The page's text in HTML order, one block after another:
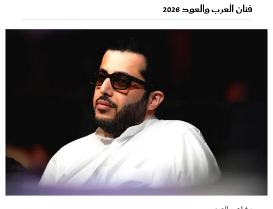
فنان العرب والعود‬ 2026